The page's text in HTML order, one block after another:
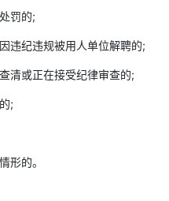
罚的;
违纪违规被用人单位解聘的;
清或正在接受纪律审查的;
;
形的。